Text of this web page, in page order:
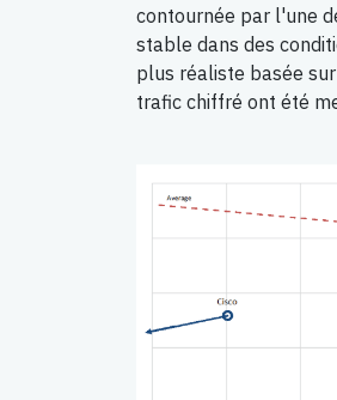
contournée par l'une
stable dans des
plus réaliste basée
trafic chiffré ont été